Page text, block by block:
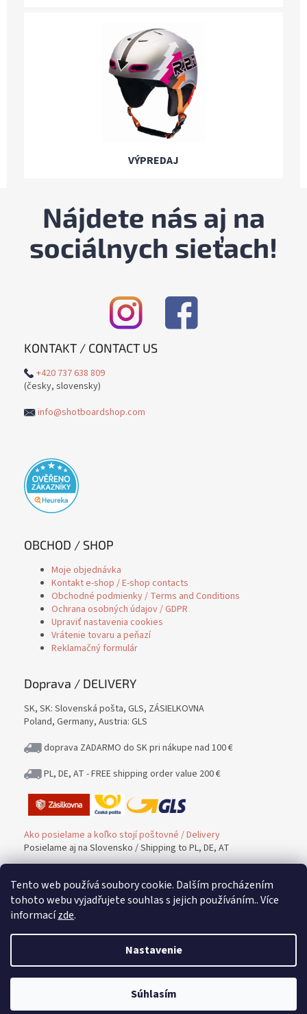
Tento web používá soubory cookie. Dalším procházením
tohoto webu vyjadřujete souhlas s jejich používáním.. Více
informacízde.
Nastavenie
Súhlasím
VÝPREDAJ
Nájdete nás aj na
sociálnych sieťach!
KONTAKT / CONTACT US
+420 737 638 809
(česky, slovensky)
info@shotboardshop.com
OBCHOD / SHOP
Moje objednávka
Kontakt e-shop / E-shop contacts
Obchodné podmienky / Terms and Conditions
Ochrana osobných údajov / GDPR
Upraviť nastavenia cookies
Vrátenie tovaru a peňazí
Reklamačný formulár
Doprava / DELIVERY
SK, SK: Slovenská pošta, GLS, ZÁSIELKOVNA
Poland, Germany, Austria: GLS
doprava ZADARMO do SK pri nákupe nad 100 €
PL, DE, AT - FREE shipping order value 200 €
Ako posielame a koľko stojí poštovné / Delivery
Posielame aj na Slovensko / Shipping to PL, DE, AT
Platba / PAYMENT
Možnosť platby / Payment methods